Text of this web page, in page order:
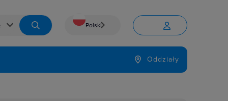
 Polski
Język
Oddziały